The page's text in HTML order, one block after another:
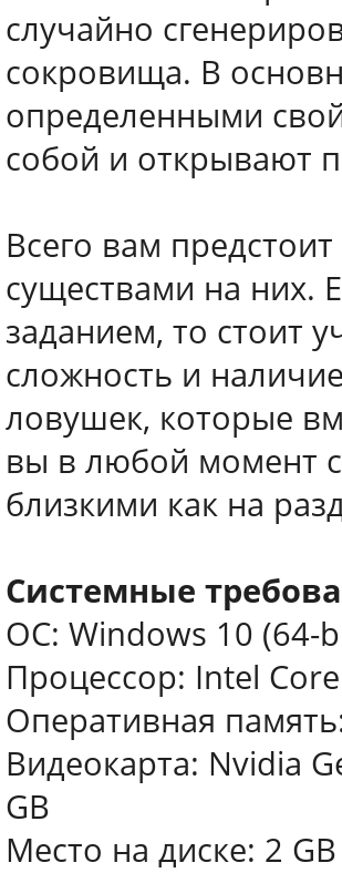
случайно
сокровища. В
определенными
собой и открывают
Всего вам
существами на них.
заданием, то стоит
сложность и
ловушек, которые
вы в любой момент
близкими как на
Системные
ОС: Windows 10 (64-
Процессор: Intel
Оперативная
Видеокарта: Nvidia
GB
Место на диске: 2 GB